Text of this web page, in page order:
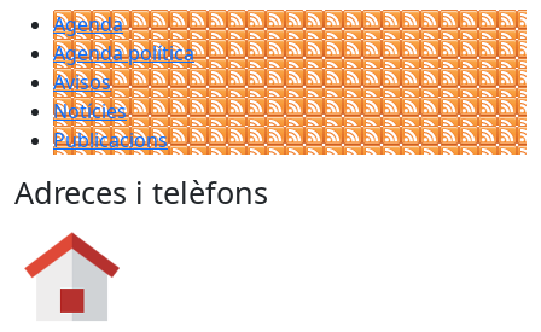
Agenda
Agenda política
Avisos
Notícies
Publicacions
Adreces i telèfons